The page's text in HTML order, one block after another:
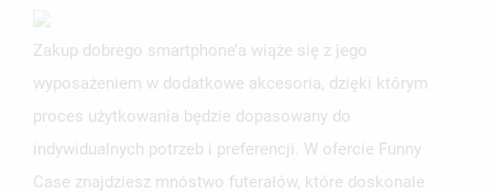
Zakup dobrego smartphone’a wiąże się z jego
wyposażeniem w dodatkowe akcesoria, dzięki którym
proces użytkowania będzie dopasowany do
indywidualnych potrzeb i preferencji. W ofercie Funny
Case znajdziesz mnóstwo futerałów, które doskonale